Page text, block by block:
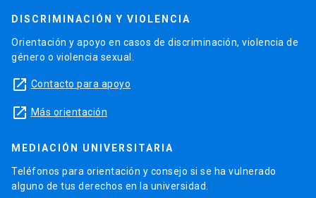
DISCRIMINACIÓN Y VIOLENCIA
Orientación y apoyo en casos de discriminación, violencia de
género o violencia sexual.
launch Contacto para apoyo
launch Más orientación
MEDIACIÓN UNIVERSITARIA
Teléfonos para orientación y consejo si se ha vulnerado
alguno de tus derechos en la universidad.